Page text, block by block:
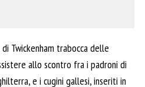
Twickenham trabocca delle
allo scontro fra i padroni di
e i cugini gallesi, inseriti in